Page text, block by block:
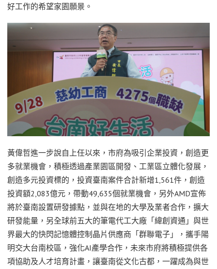
好工作的希望家園願景。
黃偉哲進一步說自上任以來，市府為吸引企業投資，創造更
多就業機會，積極透過產業園區開發、工業區立體化發展，
創造多元投資標的，投資臺南案件合計新增1,561件，創造
投資額2,083億元，帶動49,635個就業機會，另外AMD宣佈
將於臺南設置研發據點，並與在地的大學及業者合作，擴大
研發能量，另全球前五大的筆電代工大廠「緯創資通」與世
界最大的快閃記憶體控制晶片供應商「群聯電子」，攜手陽
明交大台南校區，強化AI產學合作，未來市府將積極提供各
項協助及人才培育計畫，讓臺南從文化古都，一躍成為與世